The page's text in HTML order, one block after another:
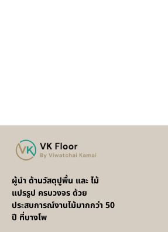
ผู้นำ ด้านวัสดุปูพื้น และ ไม้
แปรรูป ครบวงจร ด้วย
ประสบการณ์งานไม้มากกว่า 50
ปี ที่บางโพ